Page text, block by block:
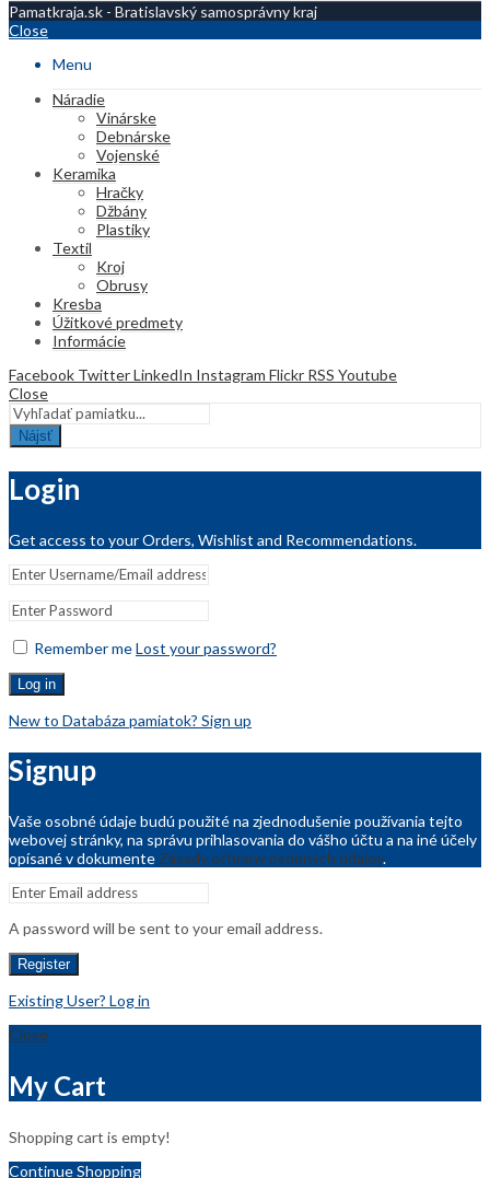
Pamatkraja.sk - Bratislavský samosprávny kraj
Close
Menu
Náradie
Vinárske
Debnárske
Vojenské
Keramika
Hračky
Džbány
Plastiky
Textil
Kroj
Obrusy
Kresba
Úžitkové predmety
Informácie
Facebook TwitterLinkedIn Instagram Flickr RSS Youtube
Close
Nájsť
Login
Get access to your Orders, Wishlist and Recommendations.
Remember meLost your password?
Log in
New to Databáza pamiatok? Sign up
Signup
Vaše osobné údaje budú použité na zjednodušenie používania tejto
webovej stránky, na správu prihlasovania do vášho účtu a na iné účely
opísané v dokumente Zásady ochrany osobných údajov.
A password will be sent to your email address.
Register
Existing User? Log in
Close
My Cart
Shopping cart is empty!
Continue Shopping